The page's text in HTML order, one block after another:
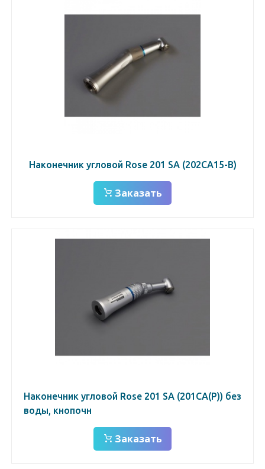
Наконечник угловой Rose 201 SА (202СА15-В)
Заказать
Наконечник угловой Rose 201 SА (201СА(Р)) без
воды, кнопочн
Заказать